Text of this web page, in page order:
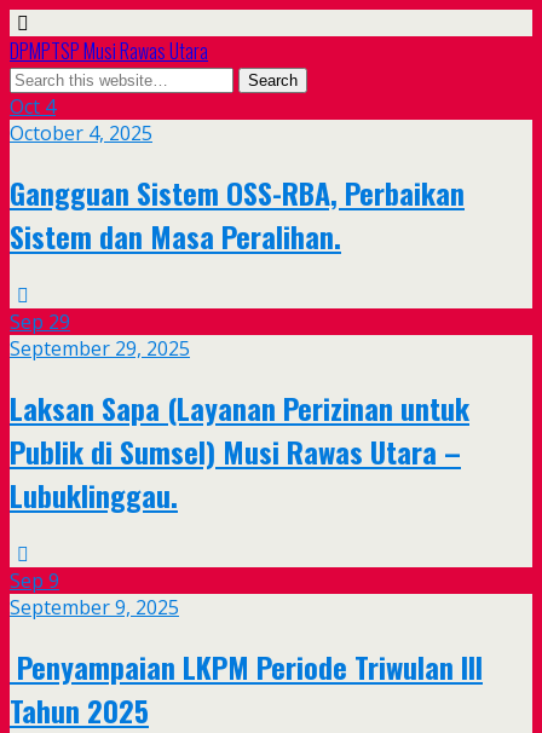
DPMPTSP Musi Rawas Utara
Oct 4
October 4, 2025
Gangguan Sistem OSS-RBA, Perbaikan
Sistem dan Masa Peralihan.
Sep 29
September 29, 2025
Laksan Sapa (Layanan Perizinan untuk
Publik di Sumsel) Musi Rawas Utara –
Lubuklinggau.
Sep 9
September 9, 2025
Penyampaian LKPM Periode Triwulan III
Tahun 2025